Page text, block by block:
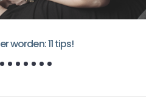
worden: 11 tips!